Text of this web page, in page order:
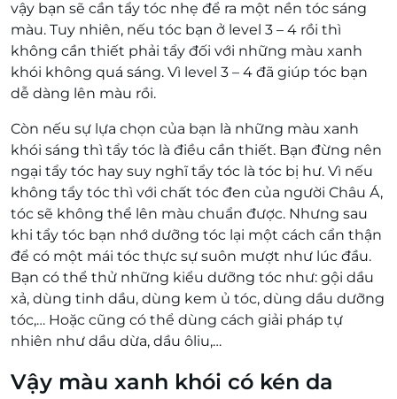
vậy bạn sẽ cần tẩy tóc nhẹ để ra một nền tóc sáng
màu. Tuy nhiên, nếu tóc bạn ở level 3 – 4 rồi thì
không cần thiết phải tẩy đối với những màu xanh
khói không quá sáng. Vì level 3 – 4 đã giúp tóc bạn
dễ dàng lên màu rồi.
Còn nếu sự lựa chọn của bạn là những màu xanh
khói sáng thì tẩy tóc là điều cần thiết. Bạn đừng nên
ngại tẩy tóc hay suy nghĩ tẩy tóc là tóc bị hư. Vì nếu
không tẩy tóc thì với chất tóc đen của người Châu Á,
tóc sẽ không thể lên màu chuẩn được. Nhưng sau
khi tẩy tóc bạn nhớ dưỡng tóc lại một cách cẩn thận
để có một mái tóc thực sự suôn mượt như lúc đầu.
Bạn có thể thử những kiểu dưỡng tóc như: gội dầu
xả, dùng tinh dầu, dùng kem ủ tóc, dùng dầu dưỡng
tóc,… Hoặc cũng có thể dùng cách giải pháp tự
nhiên như dầu dừa, dầu ôliu,…
Vậy màu xanh khói có kén da